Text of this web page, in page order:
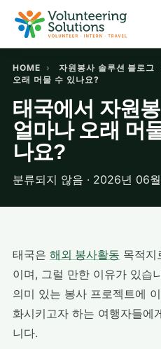
HOME › 자원봉사 솔루션 블로그
오래 머물 수 있나요?
태국에서 자원
얼마나 오래 머
나요?
분류되지 않음 · 2026년 06
태국은 해외 봉사활동 목적지
이며, 그럴 만한 이유가 있습
의미 있는 봉사 프로젝트에
화시키고자 하는 여행자들에
니다.